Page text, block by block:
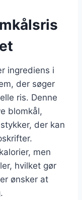
ingrediens i
der søger
ris. Denne
blomkål,
der kan
men
hvilket gør
ønsker at